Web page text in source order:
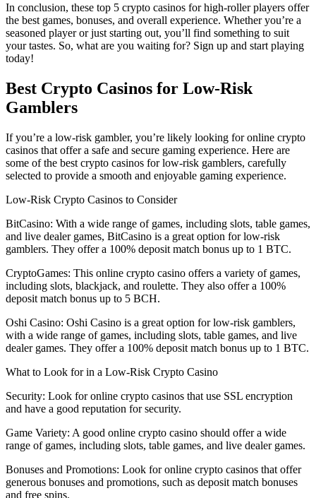
In conclusion, these top 5 crypto casinos for high-roller players offer
the best games, bonuses, and overall experience. Whether you’re a
seasoned player or just starting out, you’ll find something to suit
your tastes. So, what are you waiting for? Sign up and start playing
today!
Best Crypto Casinos for Low-Risk
Gamblers
If you’re a low-risk gambler, you’re likely looking for online crypto
casinos that offer a safe and secure gaming experience. Here are
some of the best crypto casinos for low-risk gamblers, carefully
selected to provide a smooth and enjoyable gaming experience.
Low-Risk Crypto Casinos to Consider
BitCasino: With a wide range of games, including slots, table games,
and live dealer games, BitCasino is a great option for low-risk
gamblers. They offer a 100% deposit match bonus up to 1 BTC.
CryptoGames: This online crypto casino offers a variety of games,
including slots, blackjack, and roulette. They also offer a 100%
deposit match bonus up to 5 BCH.
Oshi Casino: Oshi Casino is a great option for low-risk gamblers,
with a wide range of games, including slots, table games, and live
dealer games. They offer a 100% deposit match bonus up to 1 BTC.
What to Look for in a Low-Risk Crypto Casino
Security: Look for online crypto casinos that use SSL encryption
and have a good reputation for security.
Game Variety: A good online crypto casino should offer a wide
range of games, including slots, table games, and live dealer games.
Bonuses and Promotions: Look for online crypto casinos that offer
generous bonuses and promotions, such as deposit match bonuses
and free spins.